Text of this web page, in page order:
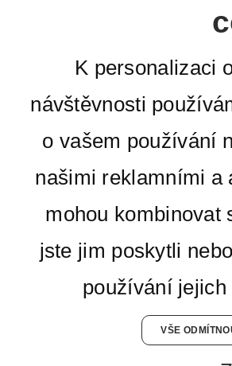
K personalizaci
návštěvnosti
o vašem používání
našimi reklamními a
mohou kombinovat
jste jim poskytli
používání
VŠE